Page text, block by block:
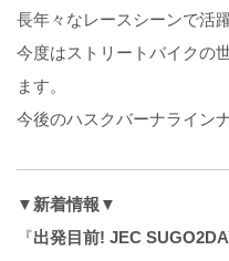
長年々なレースシーンで活
今度はストリートバイクの
ます。
今後のハスクバーナライン
▼新着情報▼
『出発目前! JEC